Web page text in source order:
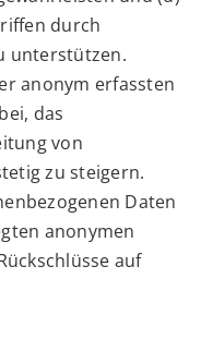
durch
unterstützen.
anonym erfassten
das
von
zu steigern.
Daten
anonymen
auf